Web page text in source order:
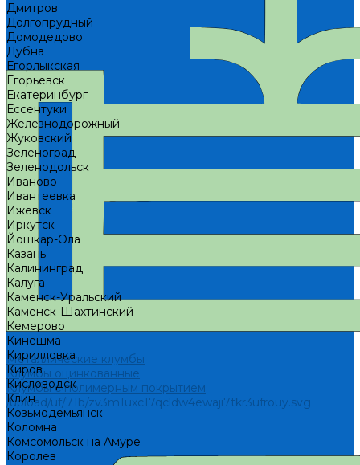
Дмитров
Долгопрудный
Домодедово
Дубна
Егорлыкская
Егорьевск
Екатеринбург
Ессентуки
Железнодорожный
Жуковский
Зеленоград
Зеленодольск
Иваново
Ивантеевка
Ижевск
Иркутск
Йошкар-Ола
Казань
Калининград
Калуга
Каменск-Уральский
Каменск-Шахтинский
Кемерово
Кинешма
Кирилловка
Киров
Кисловодск
Клин
Козьмодемьянск
Коломна
Комсомольск на Амуре
Королев
Металлические клумбы
Клумбы оцинкованные
Клумбы с полимерным покрытием
/upload/uf/71b/zv3m1uxc17qcldw4ewaji7tkr3ufrouy.svg